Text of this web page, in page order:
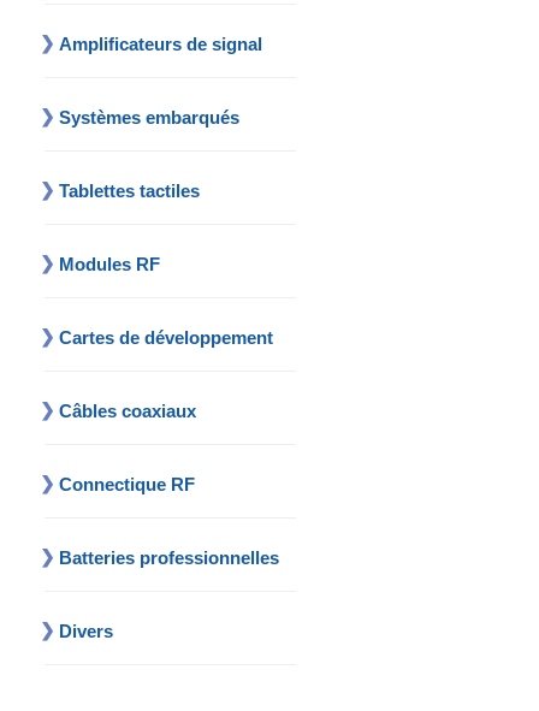
Amplificateurs de signal
Systèmes embarqués
Tablettes tactiles
Modules RF
Cartes de développement
Câbles coaxiaux
Connectique RF
Batteries professionnelles
Divers